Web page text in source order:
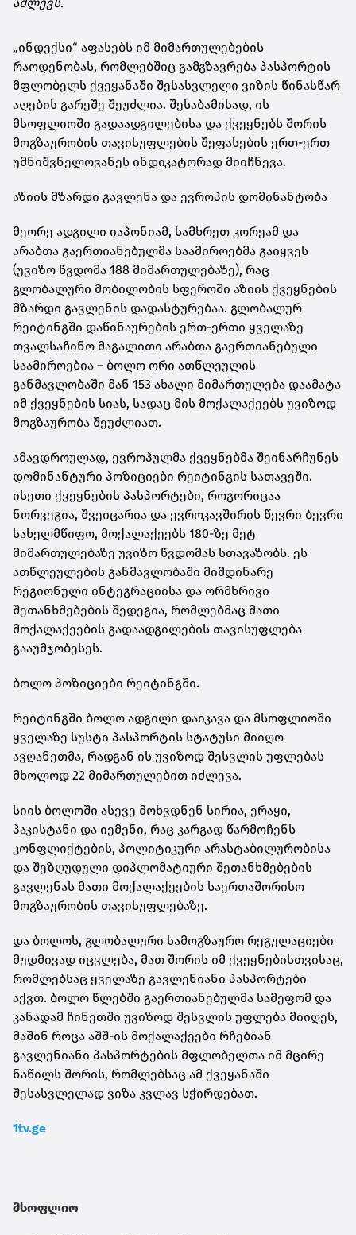
აძლევს.
„ინდექსი“ აფასებს იმ მიმართულებების
რაოდენობას, რომლებშიც გამგზავრება პასპორტის
მფლობელს ქვეყანაში შესასვლელი ვიზის წინასწარ
აღების გარეშე შეუძლია. შესაბამისად, ის
მსოფლიოში გადაადგილებისა და ქვეყნებს შორის
მოგზაურობის თავისუფლების შეფასების ერთ-ერთ
უმნიშვნელოვანეს ინდიკატორად მიიჩნევა.
აზიის მზარდი გავლენა და ევროპის დომინანტობა
მეორე ადგილი იაპონიამ, სამხრეთ კორეამ და
არაბთა გაერთიანებულმა საამიროებმა გაიყვეს
(უვიზო წვდომა 188 მიმართულებაზე), რაც
გლობალური მობილობის სფეროში აზიის ქვეყნების
მზარდი გავლენის დადასტურებაა. გლობალურ
რეიტინგში დაწინაურების ერთ-ერთი ყველაზე
თვალსაჩინო მაგალითი არაბთა გაერთიანებული
საამიროებია – ბოლო ორი ათწლეულის
განმავლობაში მან 153 ახალი მიმართულება დაამატა
იმ ქვეყნების სიას, სადაც მის მოქალაქეებს უვიზოდ
მოგზაურობა შეუძლიათ.
ამავდროულად, ევროპულმა ქვეყნებმა შეინარჩუნეს
დომინანტური პოზიციები რეიტინგის სათავეში.
ისეთი ქვეყნების პასპორტები, როგორიცაა
ნორვეგია, შვეიცარია და ევროკავშირის წევრი ბევრი
სახელმწიფო, მოქალაქეებს 180-ზე მეტ
მიმართულებაზე უვიზო წვდომას სთავაზობს. ეს
ათწლეულების განმავლობაში მიმდინარე
რეგიონული ინტეგრაციისა და ორმხრივი
შეთანხმებების შედეგია, რომლებმაც მათი
მოქალაქეების გადაადგილების თავისუფლება
გააუმჯობესეს.
ბოლო პოზიციები რეიტინგში.
რეიტინგში ბოლო ადგილი დაიკავა და მსოფლიოში
ყველაზე სუსტი პასპორტის სტატუსი მიიღო
ავღანეთმა, რადგან ის უვიზოდ შესვლის უფლებას
მხოლოდ 22 მიმართულებით იძლევა.
სიის ბოლოში ასევე მოხვდნენ სირია, ერაყი,
პაკისტანი და იემენი, რაც კარგად წარმოჩენს
კონფლიქტების, პოლიტიკური არასტაბილურობისა
და შეზღუდული დიპლომატიური შეთანხმებების
გავლენას მათი მოქალაქეების საერთაშორისო
მოგზაურობის თავისუფლებაზე.
და ბოლოს, გლობალური სამოგზაურო რეგულაციები
მუდმივად იცვლება, მათ შორის იმ ქვეყნებისთვისაც,
რომლებსაც ყველაზე გავლენიანი პასპორტები
აქვთ. ბოლო წლებში გაერთიანებულმა სამეფომ და
კანადამ ჩინეთში უვიზოდ შესვლის უფლება მიიღეს,
მაშინ როცა აშშ-ის მოქალაქეები რჩებიან
გავლენიანი პასპორტების მფლობელთა იმ მცირე
ნაწილს შორის, რომლებსაც ამ ქვეყანაში
შესასვლელად ვიზა კვლავ სჭირდებათ.
1tv.ge
მსოფლიო